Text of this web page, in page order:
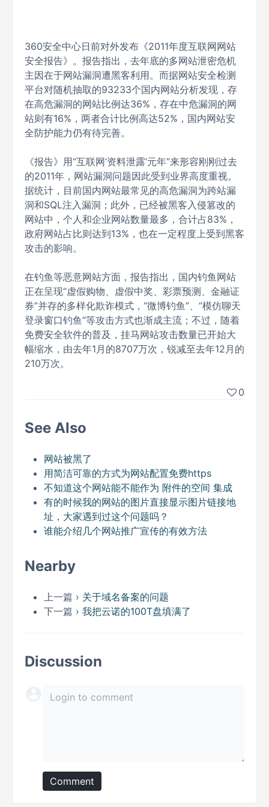
360安全中心日前对外发布《2011年度互联网网站
安全报告》。报告指出，去年底的多网站泄密危机
主因在于网站漏洞遭黑客利用。而据网站安全检测
平台对随机抽取的93233个国内网站分析发现，存
在高危漏洞的网站比例达36%，存在中危漏洞的网
站则有16%，两者合计比例高达52%，国内网站安
全防护能力仍有待完善。
《报告》用“互联网‘资料泄露’元年”来形容刚刚过去
的2011年，网站漏洞问题因此受到业界高度重视。
据统计，目前国内网站最常见的高危漏洞为跨站漏
洞和SQL注入漏洞；此外，已经被黑客入侵篡改的
网站中，个人和企业网站数量最多，合计占83%，
政府网站占比则达到13%，也在一定程度上受到黑客
攻击的影响。
在钓鱼等恶意网站方面，报告指出，国内钓鱼网站
正在呈现“虚假购物、虚假中奖、彩票预测、金融证
券”并存的多样化欺诈模式，“微博钓鱼”、“模仿聊天
登录窗口钓鱼”等攻击方式也渐成主流；不过，随着
免费安全软件的普及，挂马网站攻击数量已开始大
幅缩水，由去年1月的8707万次，锐减至去年12月的
210万次。
0
See Also
网站被黑了
用简洁可靠的方式为网站配置免费https
不知道这个网站能不能作为 附件的空间 集成
有的时候我的网站的图片直接显示图片链接地
址，大家遇到过这个问题吗？
谁能介绍几个网站推广宣传的有效方法
Nearby
上一篇 › 关于域名备案的问题
下一篇 › 我把云诺的100T盘填满了
Discussion
Comment